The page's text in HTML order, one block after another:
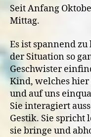
Seit Anfang
Mittag.
Es ist spannend
der Situation so
Geschwister
Kind, welches hier
und auf uns
Sie interagiert
Gestik. Sie
sie bringe und